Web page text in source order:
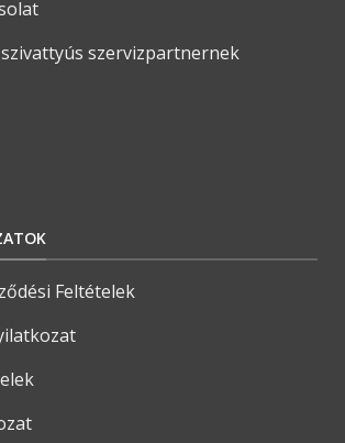
szervizpartnernek
Feltételek